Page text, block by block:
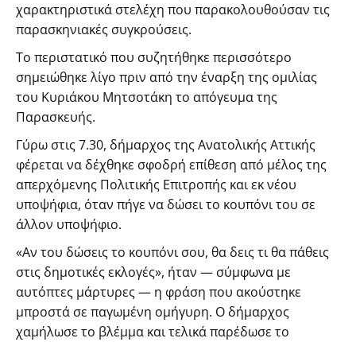
χαρακτηριστικά στελέχη που παρακολουθούσαν τις
παρασκηνιακές συγκρούσεις.
Το περιστατικό που συζητήθηκε περισσότερο
σημειώθηκε λίγο πριν από την έναρξη της ομιλίας
του Κυριάκου Μητσοτάκη το απόγευμα της
Παρασκευής.
Γύρω στις 7.30, δήμαρχος της Ανατολικής Αττικής
φέρεται να δέχθηκε σφοδρή επίθεση από μέλος της
απερχόμενης Πολιτικής Επιτροπής και εκ νέου
υποψήφια, όταν πήγε να δώσει το κουπόνι του σε
άλλον υποψήφιο.
«Αν του δώσεις το κουπόνι σου, θα δεις τι θα πάθεις
στις δημοτικές εκλογές», ήταν — σύμφωνα με
αυτόπτες μάρτυρες — η φράση που ακούστηκε
μπροστά σε παγωμένη ομήγυρη. Ο δήμαρχος
χαμήλωσε το βλέμμα και τελικά παρέδωσε το